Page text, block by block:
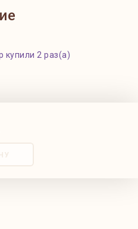
купили 2 раз(а)